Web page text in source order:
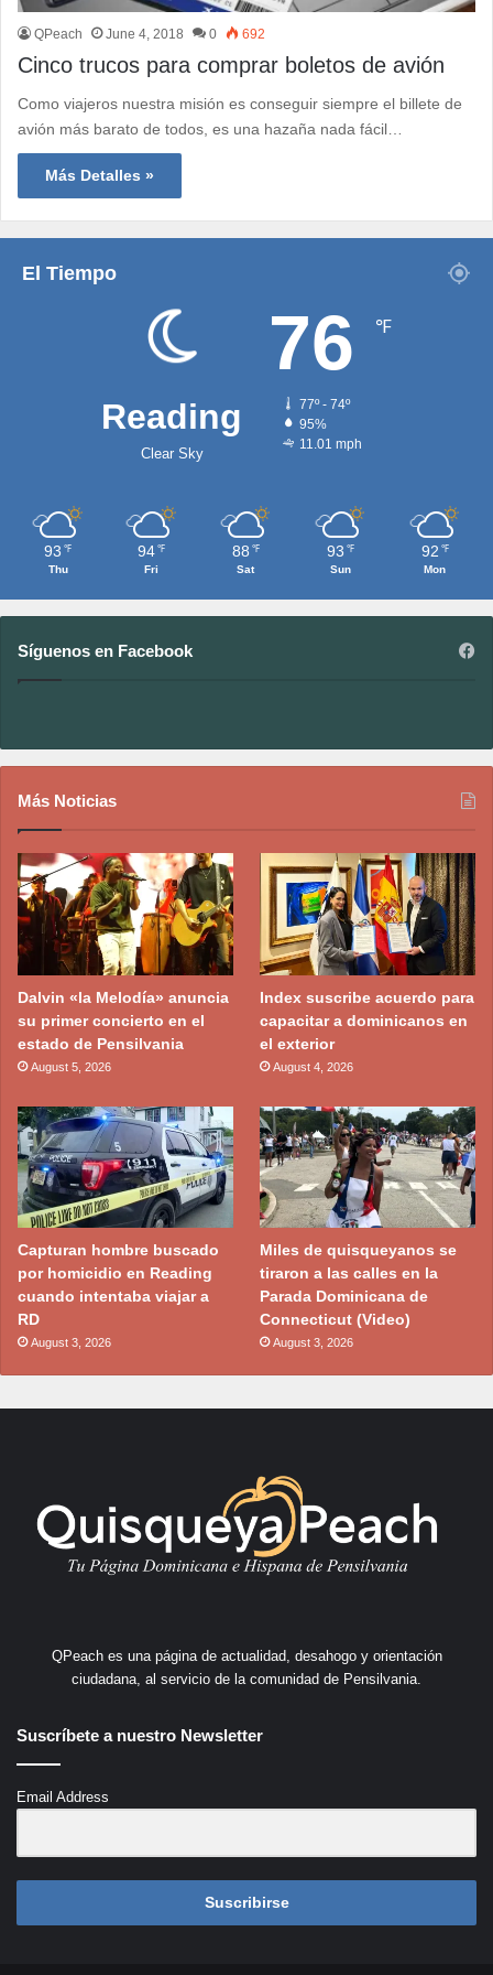
QPeach June 4, 2018 0 692
Cinco trucos para comprar boletos de avión
Como viajeros nuestra misión es conseguir siempre el billete de
avión más barato de todos, es una hazaña nada fácil…
Más Detalles »
El Tiempo
Reading
Clear Sky
76 ℉
77º - 74º
95%
11.01 mph
93 ℉
Thu
94 ℉
Fri
88 ℉
Sat
93 ℉
Sun
92 ℉
Mon
Síguenos en Facebook
Más Noticias
Dalvin «la Melodía» anuncia
su primer concierto en el
estado de Pensilvania
August 5, 2026
Index suscribe acuerdo para
capacitar a dominicanos en
el exterior
August 4, 2026
Capturan hombre buscado
por homicidio en Reading
cuando intentaba viajar a
RD
August 3, 2026
Miles de quisqueyanos se
tiraron a las calles en la
Parada Dominicana de
Connecticut (Video)
August 3, 2026
QPeach es una página de actualidad, desahogo y orientación
ciudadana, al servicio de la comunidad de Pensilvania.
Suscríbete a nuestro Newsletter
Email Address
Suscribirse